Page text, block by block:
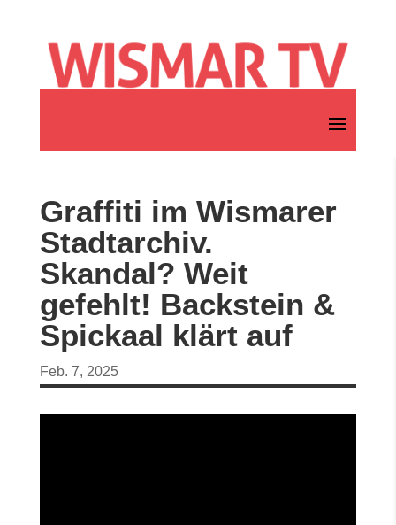
Graffiti im Wismarer
Stadtarchiv.
Skandal? Weit
gefehlt! Backstein &
Spickaal klärt auf
Feb. 7, 2025